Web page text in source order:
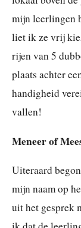
mijn leerlingen
liet ik ze vrij
rijen van 5
plaats achter
handigheid
vallen!
Meneer of
Uiteraard
mijn naam op
uit het gesprek